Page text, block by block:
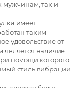
мужчинам, так и
имеет
таким
удовольствие от
является наличие
помощи которого
стиль вибрации.